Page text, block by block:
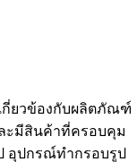
กี่ยวข้องกับผลิตภัณฑ์
ละมีสินค้าที่ครอบคุม
อุปกรณ์ทำกรอบรูป